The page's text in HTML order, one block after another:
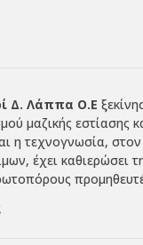
Δ. Λάππα Ο.Ε
μαζικής εστίασης
η τεχνογνωσία,
έχει καθιερώσει